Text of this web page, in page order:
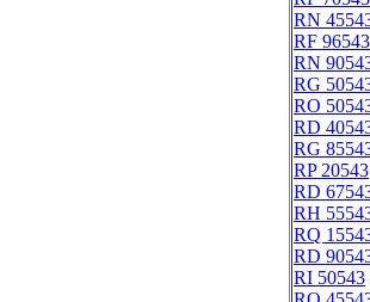
RN
RF 96543
RN
RG
RO
RD
RG
RP 20543
RD
RH
RQ
RD
RI 50543